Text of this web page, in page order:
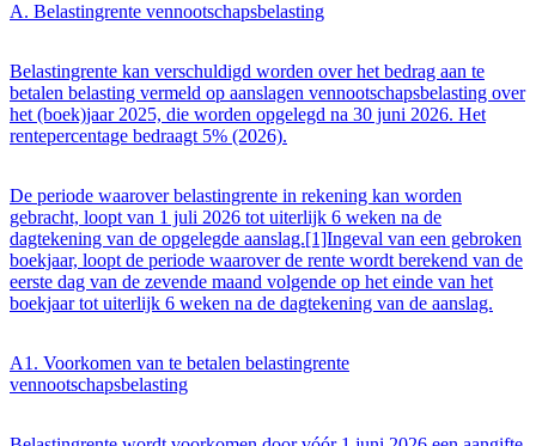
A. Belastingrente vennootschapsbelasting
Belastingrente kan verschuldigd worden over het bedrag aan te
betalen belasting vermeld op aanslagen vennootschapsbelasting over
het (boek)jaar 2025, die worden opgelegd na 30 juni 2026. Het
rentepercentage bedraagt 5% (2026).
De periode waarover belastingrente in rekening kan worden
gebracht, loopt van 1 juli 2026 tot uiterlijk 6 weken na de
dagtekening van de opgelegde aanslag.[1]Ingeval van een gebroken
boekjaar, loopt de periode waarover de rente wordt berekend van de
eerste dag van de zevende maand volgende op het einde van het
boekjaar tot uiterlijk 6 weken na de dagtekening van de aanslag.
A1. Voorkomen van te betalen belastingrente
vennootschapsbelasting